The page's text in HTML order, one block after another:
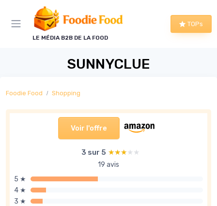
LE MÉDIA B2B DE LA FOOD
TOPs
SUNNYCLUE
Foodie Food Shopping
Voir l'offre
3 sur 5 ★★★★★
★★★★★
19 avis
5 ★
4 ★
3 ★
Panneau de gestion des cookies